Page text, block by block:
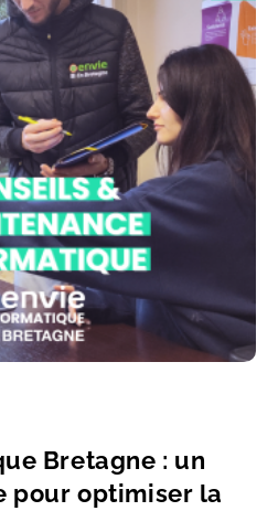
Bretagne : un
pour optimiser la